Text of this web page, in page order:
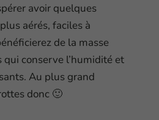
avoir quelques
aérés, faciles à
de la masse
qui conserve l’humidité et
Au plus grand
donc 🙂